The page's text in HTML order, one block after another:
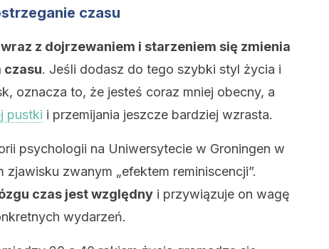
czasu
wraz z dojrzewaniem i starzeniem się zmienia
czasu. Jeśli dodasz do tego szybki styl życia i
oznacza to, że jesteś coraz mniej obecny, a
pustki i przemijania jeszcze bardziej wzrasta.
psychologii na Uniwersytecie w Groningen w
zwanym „efektem reminiscencji”.
czas jest względny i przywiązuje on wagę
wydarzeń.